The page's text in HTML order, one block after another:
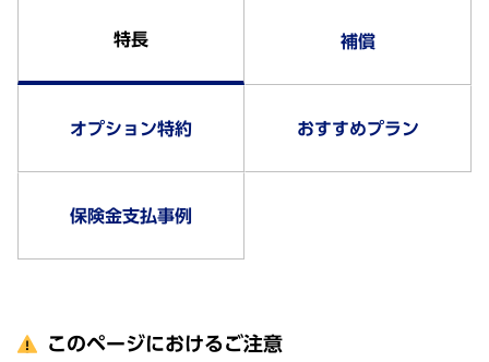
特長 補償
オプション特約 おすすめプラン
保険金支払事例
このページにおけるご注意